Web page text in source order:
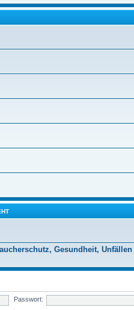
Gesundheit,
Passwort: